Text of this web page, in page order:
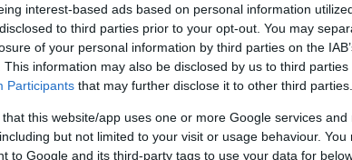
interest-based ads based on personal information
to third parties prior to your opt-out. You may
of your personal information by third parties on the
This information may also be disclosed by us to third parties
Participants that may further disclose it to other third parties.
that this website/app uses one or more Google services
but not limited to your visit or usage behaviour.
to Google and its third-party tags to use your data for
gyengébb meccseknek is. Ahogy McTominay-t, úgy
Csoda, hogy nem sérült bele. Kényszerítő
volt tőle elvenni a labdát. Büntetőt harcolt ki, amit
erőt adhat a továbbiakban.8
de a Huddersfield védői ügyesen tartották. Jól